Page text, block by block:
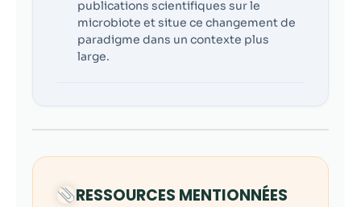
publications scientifiques sur le
microbiote et situe ce changement de
paradigme dans un contexte plus
large.
RESSOURCES MENTIONNÉES